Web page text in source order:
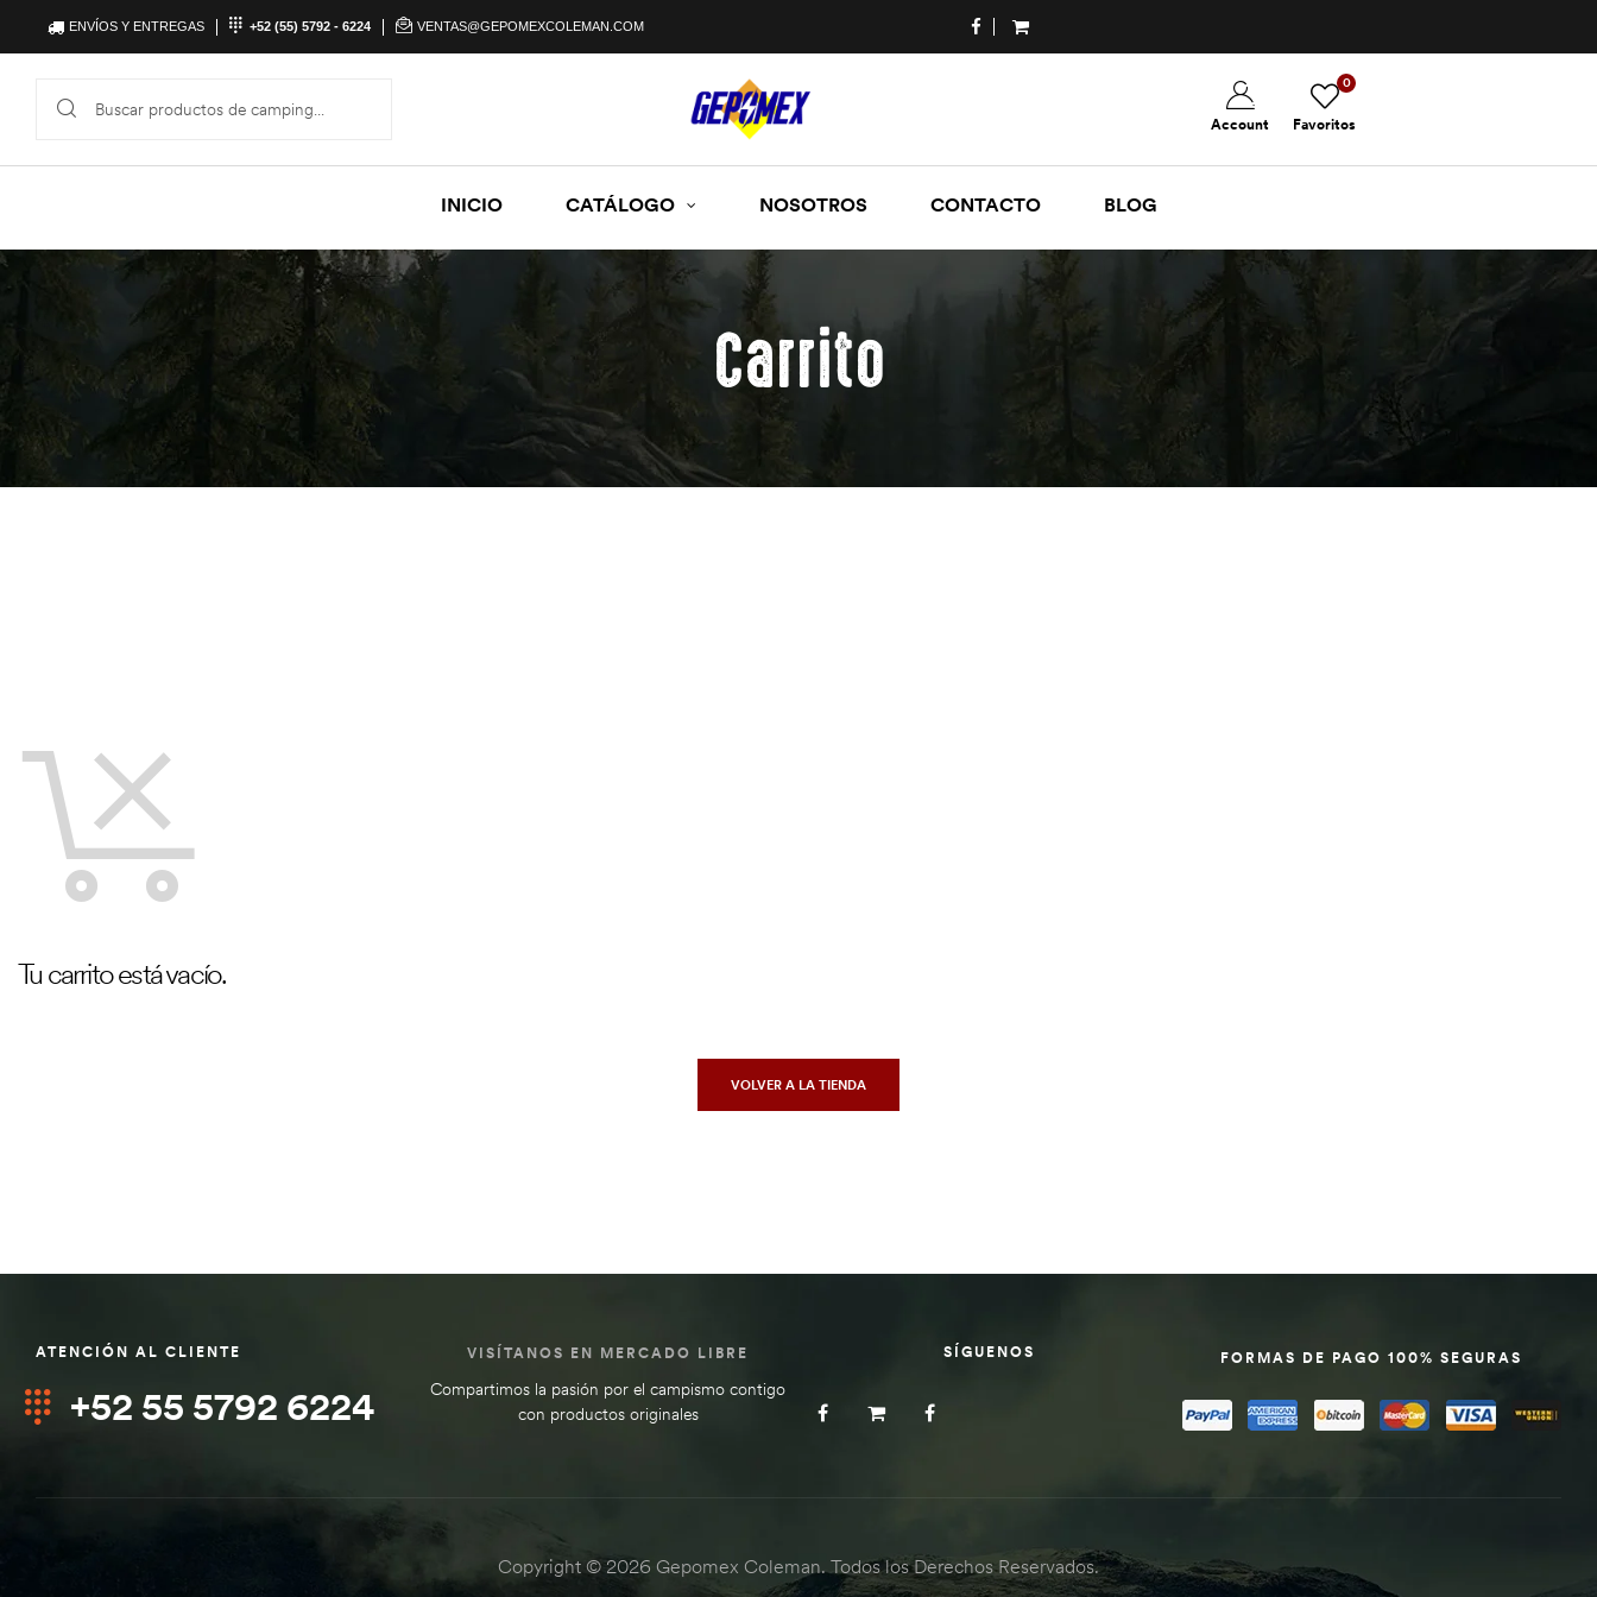
ENVÍOS Y ENTREGAS +52 (55) 5792 - 6224 VENTAS@GEPOMEXCOLEMAN.COM
Favoritos
0
Account
INICIO CATÁLOGO NOSOTROS CONTACTO BLOG
Carrito
Tu carrito está vacío.
VOLVER A LA TIENDA
ATENCIÓN AL CLIENTE
+52 55 5792 6224
VISÍTANOS EN MERCADO LIBRE
Compartimos la pasión por el campismo contigo
con productos originales
SÍGUENOS FORMAS DE PAGO 100% SEGURAS
Copyright © 2026 Gepomex Coleman. Todos los Derechos Reservados.